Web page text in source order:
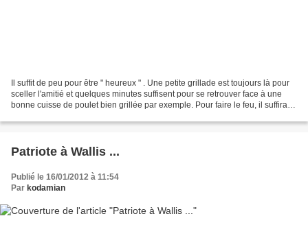
Il suffit de peu pour être " heureux " . Une petite grillade est toujours là pour
sceller l'amitié et quelques minutes suffisent pour se retrouver face à une
bonne cuisse de poulet bien grillée par exemple. Pour faire le feu, il suffira
Patriote à Wallis ...
Publié le 16/01/2012 à 11:54
Par kodamian